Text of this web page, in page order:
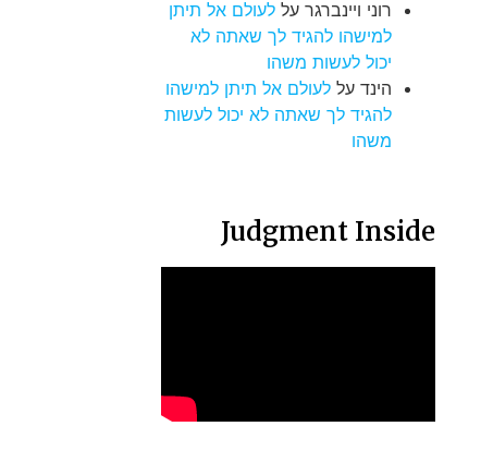
רוני ויינברגר עללעולם אל תיתן
למישהו להגיד לך שאתה לא
יכול לעשות משהו
הינד עללעולם אל תיתן למישהו
להגיד לך שאתה לא יכול לעשות
משהו
Judgment Inside